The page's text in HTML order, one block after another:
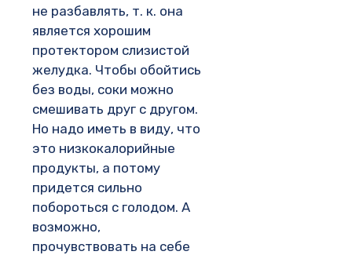
не разбавлять, т. к. она
является хорошим
протектором слизистой
желудка. Чтобы обойтись
без воды, соки можно
смешивать друг с другом.
Но надо иметь в виду, что
это низкокалорийные
продукты, а потому
придется сильно
побороться с голодом. А
возможно,
прочувствовать на себе